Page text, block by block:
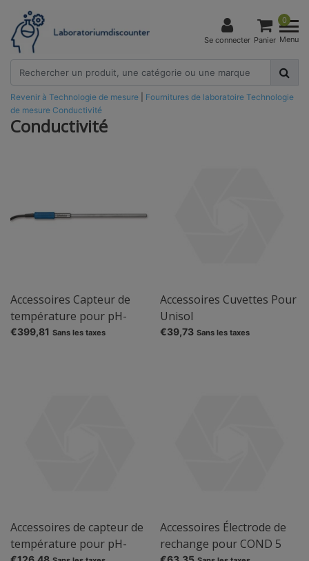
Se connecter
0
Panier Menu
Revenir à Technologie de mesure Fournitures de laboratoire Technologie
de mesure Conductivité
Conductivité
Accessoires Capteur de
température pour pH-
mètre Lab 855
€399,81 Sans les taxes
Accessoires Cuvettes Pour
Unisol
€39,73 Sans les taxes
Accessoires de capteur de
température pour pH-
Accessoires Électrode de
rechange pour COND 5